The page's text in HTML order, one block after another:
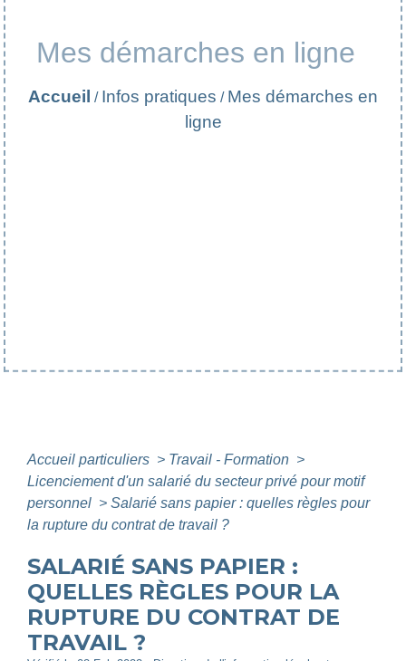
Mes démarches en ligne
Accueil / Infos pratiques / Mes démarches en
ligne
Accueil particuliers > Travail - Formation >
Licenciement d'un salarié du secteur privé pour motif
personnel > Salarié sans papier : quelles règles pour
la rupture du contrat de travail ?
SALARIÉ SANS PAPIER :
QUELLES RÈGLES POUR LA
RUPTURE DU CONTRAT DE
TRAVAIL ?